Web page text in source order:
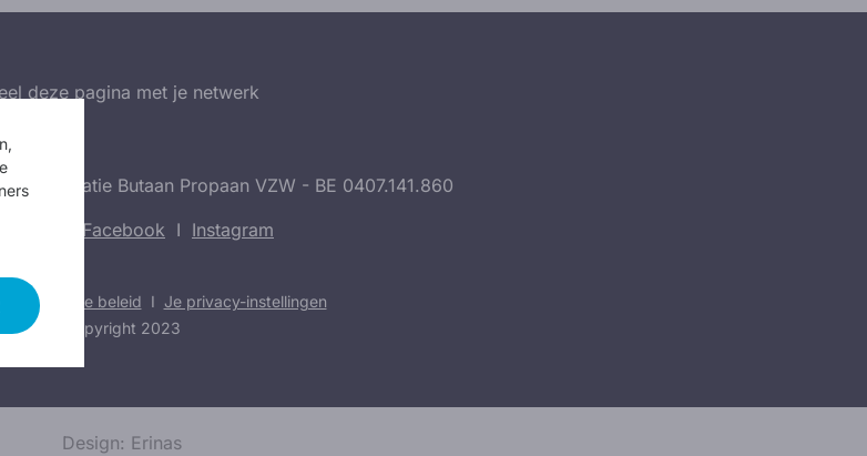
deze pagina met je netwerk
- Federatie Butaan Propaan VZW - BE 0407.141.860
Facebook I Instagram
I Cookie beleid I Je privacy-instellingen
Copyright 2023
Design: Erinas